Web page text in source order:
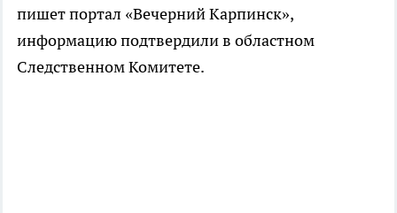
пишет портал «Вечерний Карпинск»,
информацию подтвердили в областном
Следственном Комитете.